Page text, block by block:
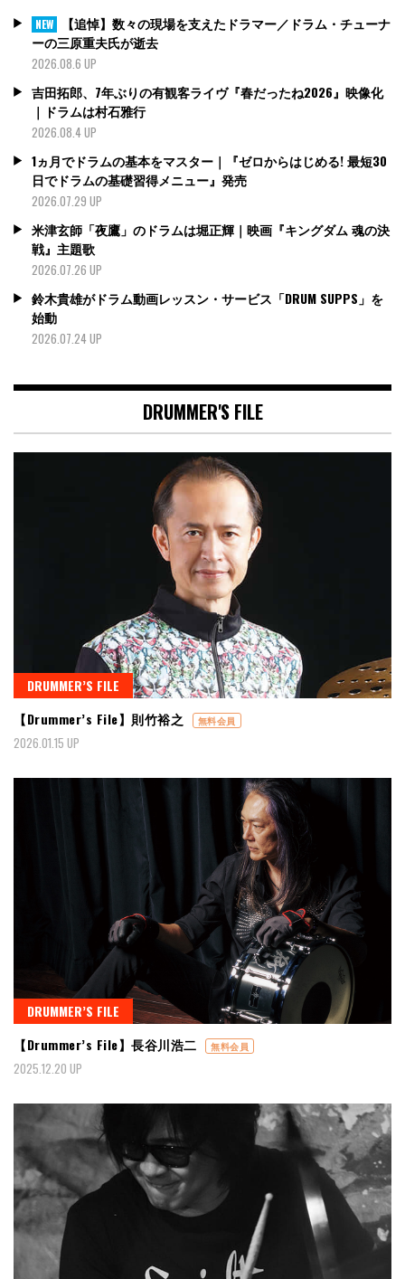
NEW
【追悼】数々の現場を支えたドラマー／ドラム・チューナ
ーの三原重夫氏が逝去
2026.08.6 UP
吉田拓郎、7年ぶりの有観客ライヴ『春だったね2026』映像化
｜ドラムは村石雅行
2026.08.4 UP
1ヵ月でドラムの基本をマスター｜『ゼロからはじめる! 最短30
日でドラムの基礎習得メニュー』発売
2026.07.29 UP
米津玄師「夜鷹」のドラムは堀正輝｜映画『キングダム 魂の決
戦』主題歌
2026.07.26 UP
鈴木貴雄がドラム動画レッスン・サービス「DRUM SUPPS」を
始動
2026.07.24 UP
DRUMMER'S FILE
DRUMMER’S FILE
【Drummer’s File】則竹裕之
無料会員
2026.01.15 UP
DRUMMER’S FILE
【Drummer’s File】長谷川浩二
無料会員
2025.12.20 UP